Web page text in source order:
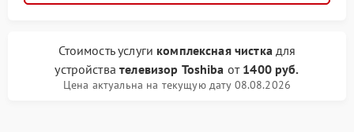
Стоимость услуги комплексная чисткадля
устройствателевизор Toshiba от 1400 руб.
Цена актуальна на текущую дату 08.08.2026